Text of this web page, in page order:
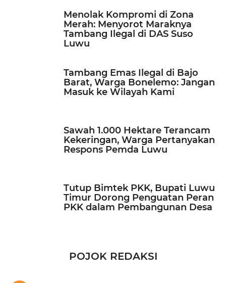
Menolak Kompromi di Zona
Merah: Menyorot Maraknya
Tambang Ilegal di DAS Suso
Luwu
Tambang Emas Ilegal di Bajo
Barat, Warga Bonelemo: Jangan
Masuk ke Wilayah Kami
Sawah 1.000 Hektare Terancam
Kekeringan, Warga Pertanyakan
Respons Pemda Luwu
Tutup Bimtek PKK, Bupati Luwu
Timur Dorong Penguatan Peran
PKK dalam Pembangunan Desa
POJOK REDAKSI